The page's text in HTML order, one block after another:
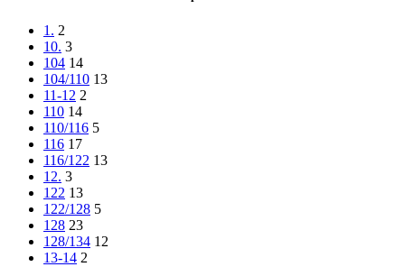
1. 2
10. 3
104 14
104/110 13
11-12 2
110 14
110/116 5
116 17
116/122 13
12. 3
122 13
122/128 5
128 23
128/134 12
13-14 2